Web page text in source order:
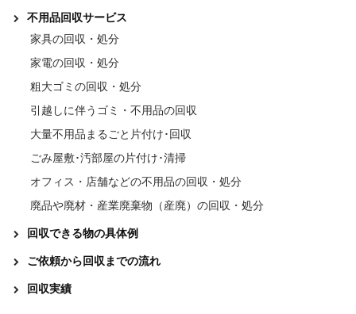
不用品回収サービス
家具の回収・処分
家電の回収・処分
粗大ゴミの回収・処分
引越しに伴うゴミ・不用品の回収
大量不用品まるごと片付け･回収
ごみ屋敷･汚部屋の片付け･清掃
オフィス・店舗などの不用品の回収・処分
廃品や廃材・産業廃棄物（産廃）の回収・処分
回収できる物の具体例
ご依頼から回収までの流れ
回収実績